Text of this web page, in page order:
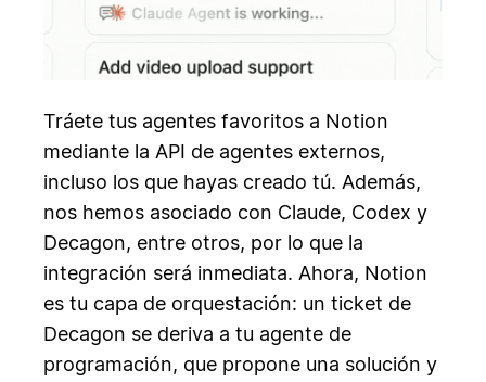
Tráete tus agentes favoritos a Notion
mediante la API de agentes externos,
incluso los que hayas creado tú. Además,
nos hemos asociado con Claude, Codex y
Decagon, entre otros, por lo que la
integración será inmediata. Ahora, Notion
es tu capa de orquestación: un ticket de
Decagon se deriva a tu agente de
programación, que propone una solución y